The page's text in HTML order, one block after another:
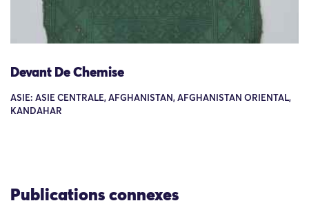
Devant De Chemise
ASIE: ASIE CENTRALE, AFGHANISTAN, AFGHANISTAN ORIENTAL,
KANDAHAR
Publications connexes